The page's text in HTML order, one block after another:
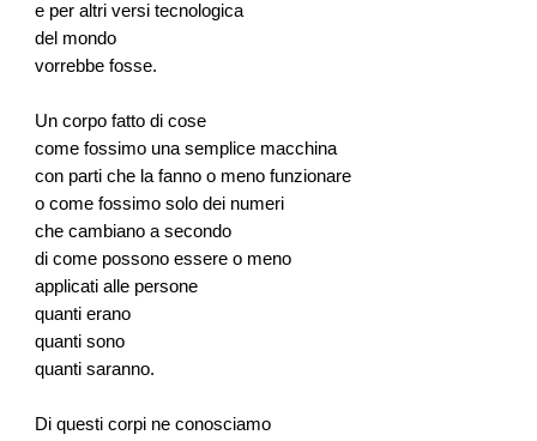
e per altri versi tecnologica
del mondo
vorrebbe fosse.
Un corpo fatto di cose
come fossimo una semplice macchina
con parti che la fanno o meno funzionare
o come fossimo solo dei numeri
che cambiano a secondo
di come possono essere o meno
applicati alle persone
quanti erano
quanti sono
quanti saranno.
Di questi corpi ne conosciamo